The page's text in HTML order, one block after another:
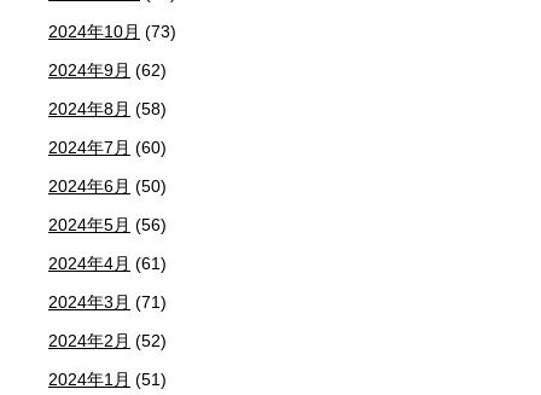
2024年10月 (73)
2024年9月 (62)
2024年8月 (58)
2024年7月 (60)
2024年6月 (50)
2024年5月 (56)
2024年4月 (61)
2024年3月 (71)
2024年2月 (52)
2024年1月 (51)